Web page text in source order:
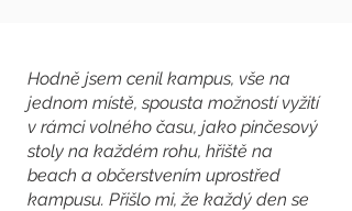
Hodně jsem cenil kampus, vše na
jednom místě, spousta možností vyžití
v rámci volného času, jako pinčesový
stoly na každém rohu, hřiště na
beach a občerstvením uprostřed
kampusu. Přišlo mi, že každý den se